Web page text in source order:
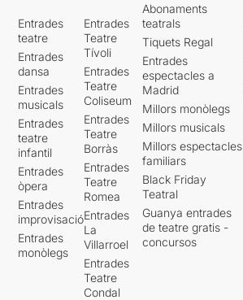
Entrades
teatre
Entrades
dansa
Entrades
musicals
Entrades
teatre
infantil
Entrades
òpera
Entrades
improvisació
Entrades
monòlegs
Entrades
Teatre
Tívoli
Entrades
Teatre
Coliseum
Entrades
Teatre
Borràs
Entrades
Teatre
Romea
Entrades
La
Villarroel
Entrades
Teatre
Condal
Abonaments
teatrals
Tiquets Regal
Entrades
espectacles a
Madrid
Millors monòlegs
Millors musicals
Millors espectacles
familiars
Black Friday
Teatral
Guanya entrades
de teatre gratis -
concursos